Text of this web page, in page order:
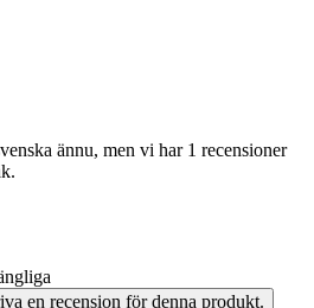
ännu, men vi har 1 recensioner
en recension för denna produkt.